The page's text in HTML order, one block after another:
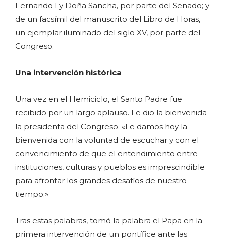
Fernando I y Doña Sancha, por parte del Senado; y
de un facsímil del manuscrito del Libro de Horas,
un ejemplar iluminado del siglo XV, por parte del
Congreso.
Una intervención histórica
Una vez en el Hemiciclo, el Santo Padre fue
recibido por un largo aplauso. Le dio la bienvenida
la presidenta del Congreso. «Le damos hoy la
bienvenida con la voluntad de escuchar y con el
convencimiento de que el entendimiento entre
instituciones, culturas y pueblos es imprescindible
para afrontar los grandes desafíos de nuestro
tiempo.»
Tras estas palabras, tomó la palabra el Papa en la
primera intervención de un pontífice ante las